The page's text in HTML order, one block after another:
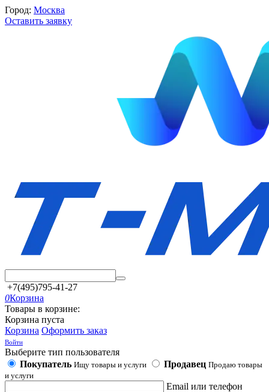
Город: Москва
Оставить заявку
+7(495)795-41-27
0Корзина
Товары в корзине:
Корзина пуста
Корзина Оформить заказ
Войти
Выберите тип пользователя
Покупатель Ищу товары и услуги Продавец Продаю товары
и услуги
Email или телефон